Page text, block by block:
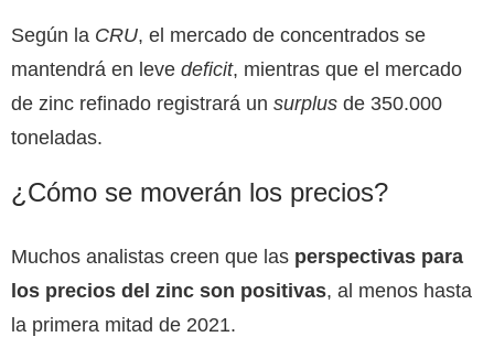
Según la CRU, el mercado de concentrados se
mantendrá en leve deficit, mientras que el mercado
de zinc refinado registrará un surplus de 350.000
toneladas.
¿Cómo se moverán los precios?
Muchos analistas creen que las perspectivas para
los precios del zinc son positivas, al menos hasta
la primera mitad de 2021.